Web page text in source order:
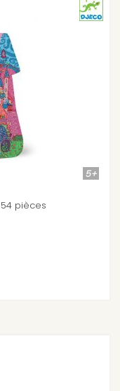
Le bateau de